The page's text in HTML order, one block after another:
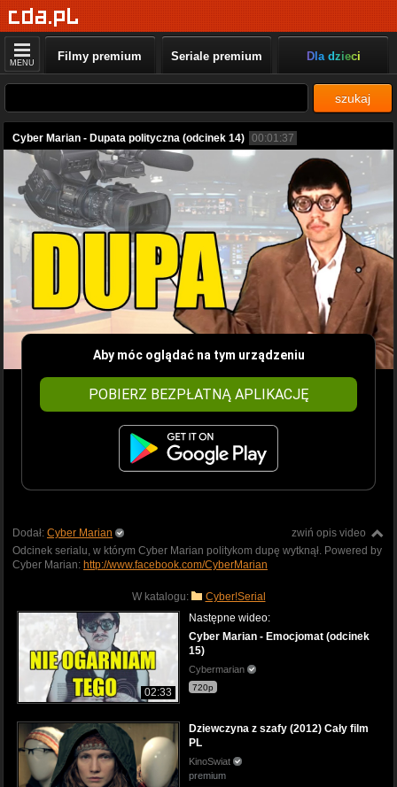
MENU Filmy premium Seriale premium Dla dzieci
szukaj
Cyber Marian - Dupata polityczna (odcinek 14) 00:01:37
Aby móc oglądać na tym urządzeniu
POBIERZ BEZPŁATNĄ APLIKACJĘ
zwiń opis video
Dodał: Cyber Marian
Odcinek serialu, w którym Cyber Marian politykom dupę wytknął. Powered by
Cyber Marian: http://www.facebook.com/CyberMarian
W katalogu: Cyber!Serial
02:33
Następne wideo:
Cyber Marian - Emocjomat (odcinek
15)
Cybermarian
720p
Dziewczyna z szafy (2012) Cały film
PL
KinoSwiat
premium